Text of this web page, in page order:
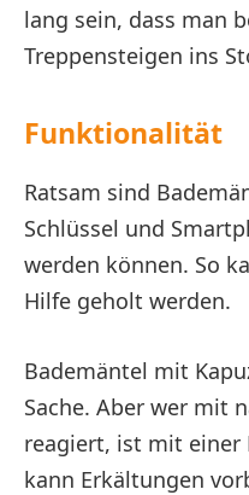
lang sein, dass man
Treppensteigen ins
Funktionalität
Ratsam sind
Schlüssel und
werden können. So
Hilfe geholt werden.
Bademäntel mit
Sache. Aber wer mit
reagiert, ist mit einer
kann Erkältungen